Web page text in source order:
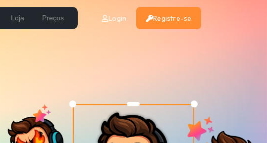
Loja Preços Login Registre-se